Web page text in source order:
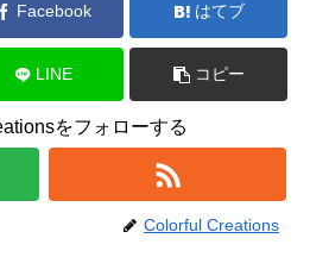
Facebook はてブ
LINE コピー
をフォローする
Colorful Creations